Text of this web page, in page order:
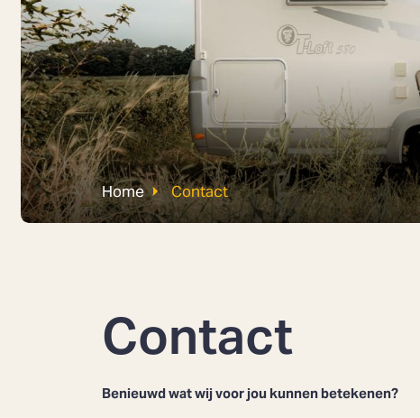
Home Contact
Contact
Benieuwd wat wij voor jou kunnen betekenen?